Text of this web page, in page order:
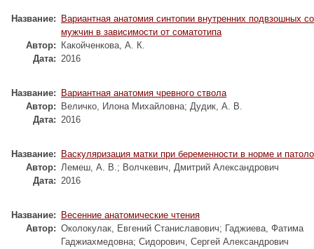
Название:
Вариантная анатомия синтопии внутренних подвзошных
мужчин в зависимости от соматотипа
Автор:
Какойченкова, А. К.
Дата: 2016
Название:
Вариантная анатомия чревного ствола
Автор:
Величко, Илона Михайловна; Дудик, А. В.
Дата: 2016
Название:
Васкуляризация матки при беременности в норме и
Автор: Лемеш, А. В.; Волчкевич, Дмитрий Александрович
Дата: 2016
Название:
Весенние анатомические чтения
Автор: Околокулак, Евгений Станиславович; Гаджиева, Фатима
Гаджиахмедовна; Сидорович, Сергей Александрович